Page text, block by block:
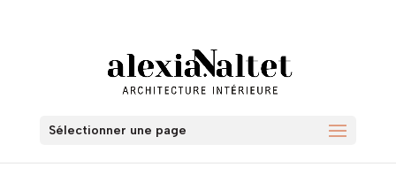
Sélectionner une page